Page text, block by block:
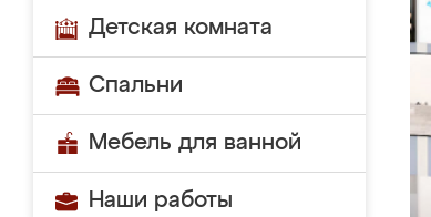
Детская комната
Спальни
Мебель для ванной
Наши работы